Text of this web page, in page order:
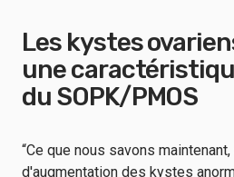
Les kystes
une
du SOPK/PMOS
“Ce que nous savons
d'augmentation des kystes